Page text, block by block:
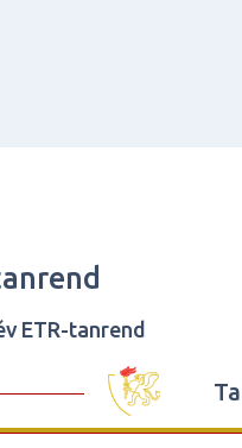
ETR-tanrend